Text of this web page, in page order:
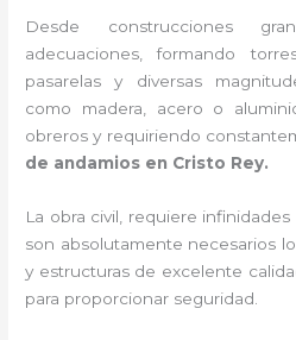
Desde construcciones
adecuaciones, formando
pasarelas y diversas
como madera, acero o
obreros y requiriendo
de andamios en Cristo Rey.
La obra civil, requiere
son absolutamente necesarios
y estructuras de excelente
para proporcionar seguridad.